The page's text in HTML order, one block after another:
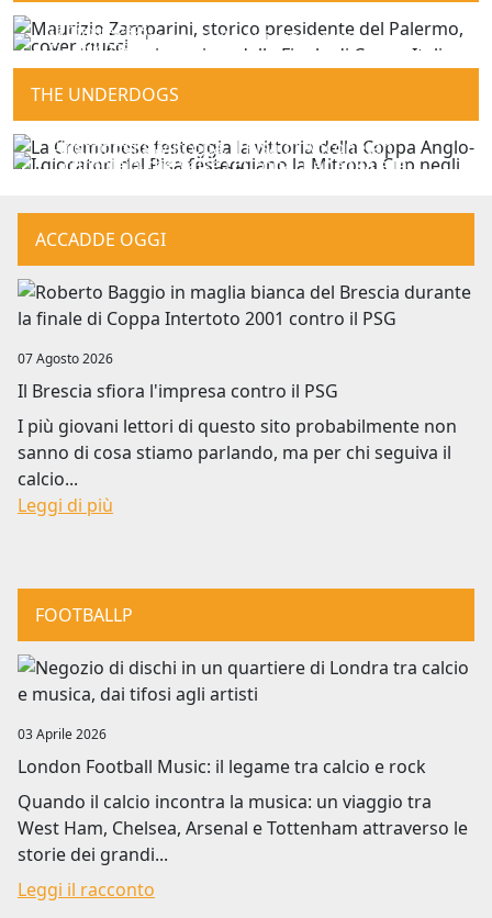
ImageMaurizio Zamparini, il genio inquieto
Image
16 Ottobre 2025
Luciano Gaucci, quando passa l'uragano
Image
11 Luglio 2025
Romeo Anconetani, il presidente dei miracoli
THE UNDERDOGS
Image
31 Ottobre 2025
Cremonese di Simoni
Image
24 Ottobre 2025
I giorni della Mitropa, il Pisa di Anconetani
conquista l’Europa
16 Agosto 2025
Il cucchiaio che valse l’Europa, Panenka e la
ACCADDE OGGI
Image
07 Agosto 2026
Il Brescia sfiora l'impresa contro il PSG
I più giovani lettori di questo sito probabilmente non
sanno di cosa stiamo parlando, ma per chi seguiva il
calcio...
Leggi di più
FOOTBALLP
Image
03 Aprile 2026
London Football Music: il legame tra calcio e rock
Quando il calcio incontra la musica: un viaggio tra
West Ham, Chelsea, Arsenal e Tottenham attraverso le
storie dei grandi...
Leggi il racconto